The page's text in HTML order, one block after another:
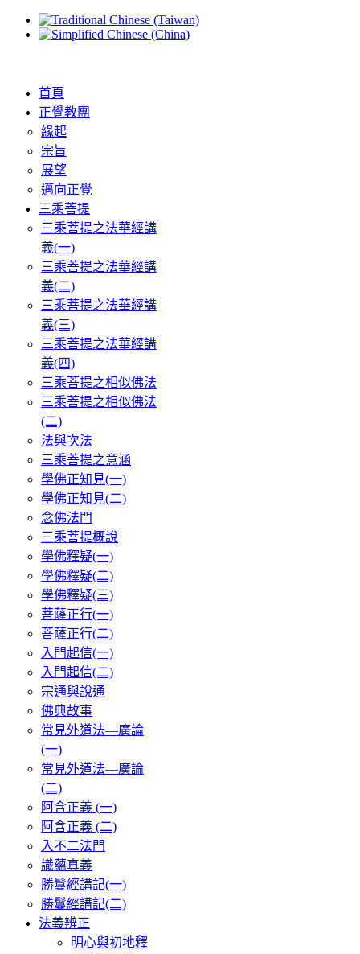
首頁
正覺教團
緣起
宗旨
展望
邁向正覺
三乘菩提
三乘菩提之法華經講
義(一)
三乘菩提之法華經講
義(二)
三乘菩提之法華經講
義(三)
三乘菩提之法華經講
義(四)
三乘菩提之相似佛法
三乘菩提之相似佛法
(二)
法與次法
三乘菩提之意涵
學佛正知見(一)
學佛正知見(二)
念佛法門
三乘菩提概說
學佛釋疑(一)
學佛釋疑(二)
學佛釋疑(三)
菩薩正行(一)
菩薩正行(二)
入門起信(一)
入門起信(二)
宗通與說通
佛典故事
常見外道法—廣論
(一)
常見外道法—廣論
(二)
阿含正義 (一)
阿含正義 (二)
入不二法門
識蘊真義
勝鬘經講記(一)
勝鬘經講記(二)
法義辨正
明心與初地釋